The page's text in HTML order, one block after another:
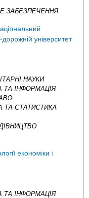
ЗАБЕЗПЕЧЕННЯ
університет
НАУКИ
ТА ІНФОРМАЦІЯ
ТА СТАТИСТИКА
економіки і
ТА ІНФОРМАЦІЯ